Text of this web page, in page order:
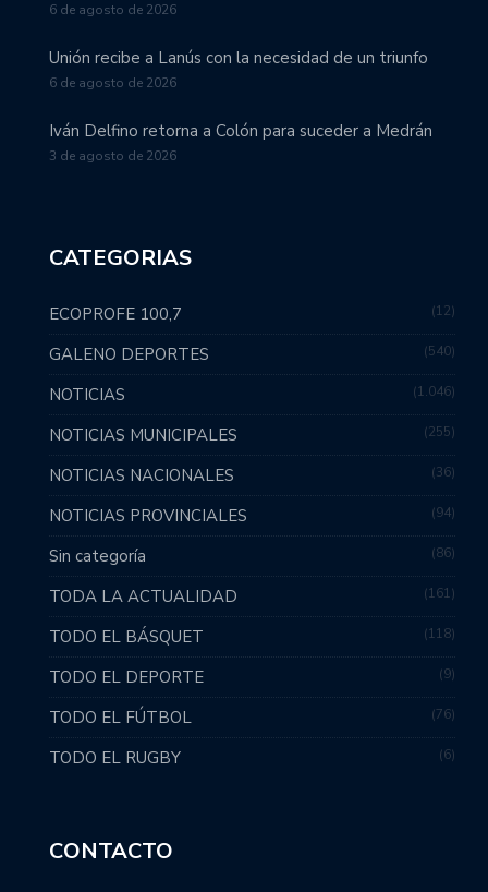
6 de agosto de 2026
Unión recibe a Lanús con la necesidad de un triunfo
6 de agosto de 2026
Iván Delfino retorna a Colón para suceder a Medrán
3 de agosto de 2026
CATEGORIAS
ECOPROFE 100,7 12
GALENO DEPORTES 540
NOTICIAS 1.046
NOTICIAS MUNICIPALES 255
NOTICIAS NACIONALES 36
NOTICIAS PROVINCIALES 94
Sin categoría 86
TODA LA ACTUALIDAD 161
TODO EL BÁSQUET 118
TODO EL DEPORTE 9
TODO EL FÚTBOL 76
TODO EL RUGBY 6
CONTACTO